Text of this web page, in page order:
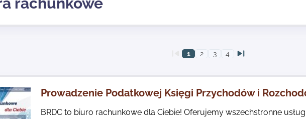
1 2 3 4
Prowadzenie Podatkowej Księgi Przychodów i
BRDC to biuro rachunkowe dla Ciebie! Oferujemy wszechstronne